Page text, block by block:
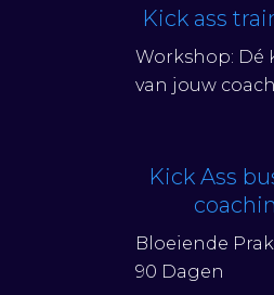
Kick ass
Workshop: Dé
van jouw
Kick Ass
Bloeiende
90 Dagen